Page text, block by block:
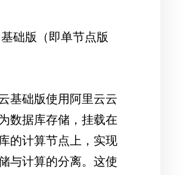
基础版（即单节点版
基础版使用阿里云云
数据库存储，挂载在
的计算节点上，实现
与计算的分离。这使